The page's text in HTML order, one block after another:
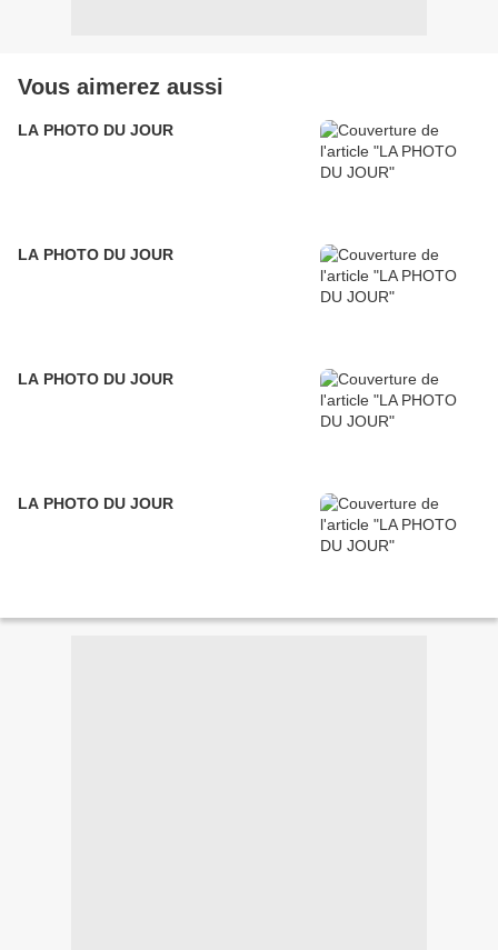
Vous aimerez aussi
LA PHOTO DU JOUR
LA PHOTO DU JOUR
LA PHOTO DU JOUR
LA PHOTO DU JOUR